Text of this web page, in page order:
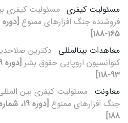
مسئولیت کیفری مسئولیت کیفری
فروشنده جنگ‏ افزارهای ممنوع
165-188]
معاهدات بین‏المللی دکترین
کنوانسیون اروپایی حقوق بشر
93-118]
معاونت مسئولیت کیفری بین‏
جنگ‏ افزارهای ممنوع
188]